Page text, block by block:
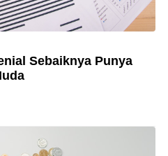
Sebaiknya Punya